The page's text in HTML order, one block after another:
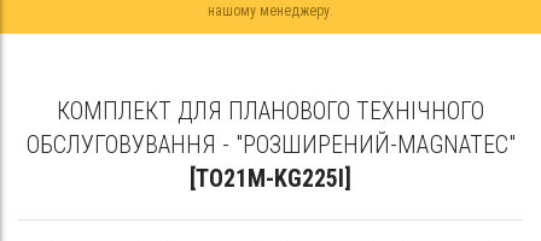
нашому менеджеру.
КОМПЛЕКТ ДЛЯ ПЛАНОВОГО ТЕХНІЧНОГО
ОБСЛУГОВУВАННЯ - "РОЗШИРЕНИЙ-MAGNATEC"
[TO21M-KG225I]